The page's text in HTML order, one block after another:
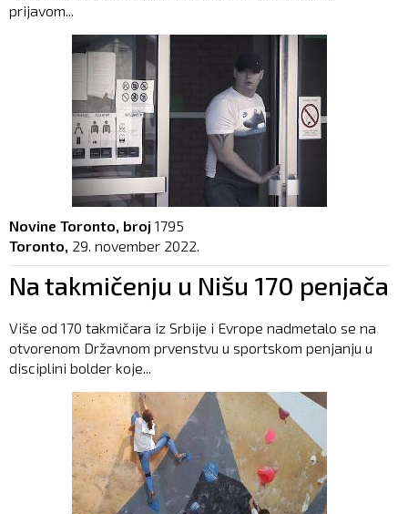
prijavom...
Novine Toronto, broj 1795
Toronto, 29. november 2022.
Na takmičenju u Nišu 170 penjača
Više od 170 takmičara iz Srbije i Evrope nadmetalo se na
otvorenom Državnom prvenstvu u sportskom penjanju u
disciplini bolder koje...